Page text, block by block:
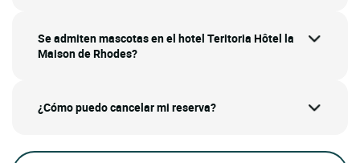
Se admiten mascotas en el hotel Teritoria Hôtel la
Maison de Rhodes?
¿Cómo puedo cancelar mi reserva?